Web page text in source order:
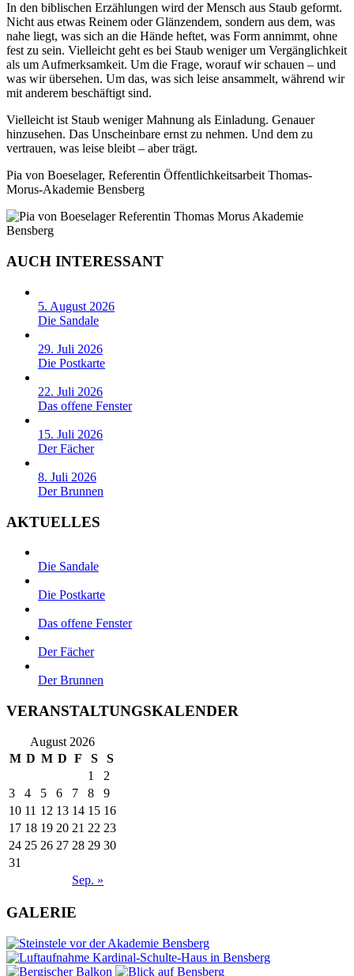
In den biblischen Erzählungen wird der Mensch aus Staub geformt.
Nicht aus etwas Reinem oder Glänzendem, sondern aus dem, was
nahe liegt, was sich an die Hände heftet, was Form annimmt, ohne
fest zu sein. Vielleicht geht es bei Staub weniger um Vergänglichkeit
als um Aufmerksamkeit. Um die Frage, worauf wir schauen – und
was wir übersehen. Um das, was sich leise ansammelt, während wir
mit anderem beschäftigt sind.
Vielleicht ist Staub weniger Mahnung als Einladung. Genauer
hinzusehen. Das Unscheinbare ernst zu nehmen. Und dem zu
vertrauen, was leise bleibt – aber trägt.
Pia von Boeselager, Referentin Öffentlichkeitsarbeit Thomas-
Morus-Akademie Bensberg
AUCH INTERESSANT
5. August 2026
Die Sandale
29. Juli 2026
Die Postkarte
22. Juli 2026
Das offene Fenster
15. Juli 2026
Der Fächer
8. Juli 2026
Der Brunnen
AKTUELLES
Die Sandale
Die Postkarte
Das offene Fenster
Der Fächer
Der Brunnen
VERANSTALTUNGSKALENDER
August 2026
M D M D F S S
Sep. »
1
2
3
4 5 6 7 8
9
10 11 12 13 14 15 16
17 18 19 20 21 22 23
24 25 26 27 28 29 30
31
GALERIE